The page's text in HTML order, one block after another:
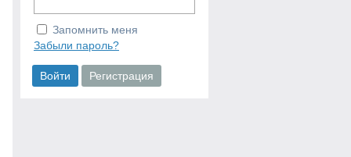
Запомнить меня
Забыли пароль?